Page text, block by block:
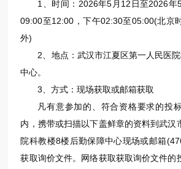
1、时间：2026年5月12日至2026年
09:00至12:00，下午02:30至05:00(北京
外)
2、地点：武汉市江夏区第一人民医
中心。
3、方式：现场获取或邮箱获取
凡有意参加的、符合资格要求的投
内，携带或扫描以下盖鲜章的资料到武汉
院科教楼8楼后勤保障中心现场或邮箱
获取询价文件。网络获取获取询价文件的